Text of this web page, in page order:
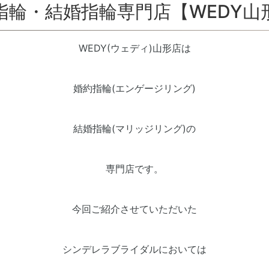
輪・結婚指輪専門店【WEDY山
WEDY(ウェディ)山形店は
婚約指輪(エンゲージリング)
結婚指輪(マリッジリング)の
専門店です。
今回ご紹介させていただいた
シンデレラブライダルにおいては